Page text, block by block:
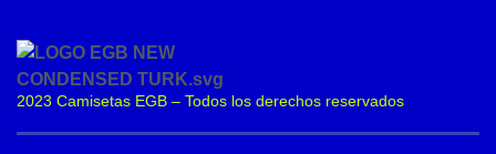
2023 Camisetas EGB – Todos los derechos reservados